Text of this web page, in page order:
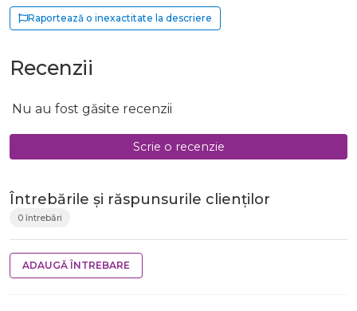
Raportează o inexactitate la descriere
Recenzii
Nu au fost găsite recenzii
Scrie o recenzie
Întrebările și răspunsurile clienților
0 întrebări
ADAUGĂ ÎNTREBARE